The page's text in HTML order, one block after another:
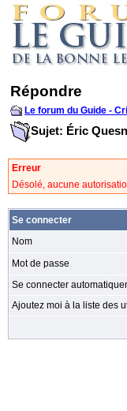
Répondre
Le forum du Guide -
Sujet: Éric
Erreur
Désolé, aucune
Se connecter
Nom
Mot de passe
Se connecter
Ajoutez moi à la liste des